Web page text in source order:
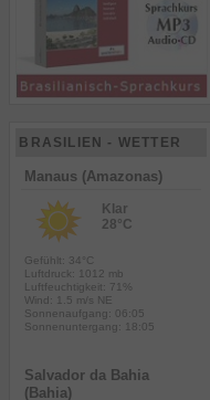
BRASILIEN - WETTER
Manaus (Amazonas)
Klar
28°C
Gefühlt: 34°C
Luftdruck: 1012 mb
Luftfeuchtigkeit: 71%
Wind: 1.5 m/s NE
Sonnenaufgang: 06:05
Sonnenuntergang: 18:05
Salvador da Bahia
(Bahia)